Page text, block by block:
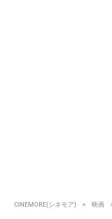
CINEMORE(シネモア) 映画